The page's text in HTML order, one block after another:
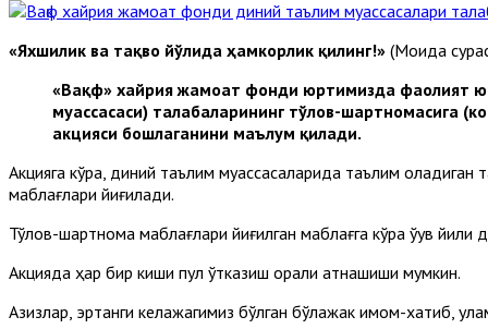
«Яхшилик ва тақво йўлида ҳамкорлик қилинг!» (Моида
«Вақф» хайрия жамоат фонди юртимизда фаолият
муассасаси) талабаларининг тўлов-шартномасига
акцияси бошлаганини маълум қилади.
Акцияга кўра, диний таълим муассасаларида таълим
маблағлари йиғилади.
Тўлов-шартнома маблағлари йиғилган маблағга кўра ўқув
Акцияда ҳар бир киши пул ўтказиш орқали қатнашиши мумкин.
Азизлар, эртанги келажагимиз бўлган бўлажак имом-хатиб,